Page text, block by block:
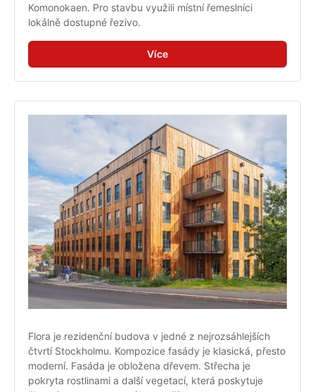
Komonokaen. Pro stavbu využili místní řemeslníci
lokálně dostupné řezivo.
Více
Flora je rezidenční budova v jedné z nejrozsáhlejších
čtvrtí Stockholmu. Kompozice fasády je klasická, přesto
moderní. Fasáda je obložena dřevem. Střecha je
pokryta rostlinami a další vegetací, která poskytuje